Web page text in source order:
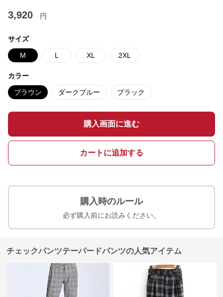
3,920 円
サイズ
M L XL 2XL
カラー
ブラウン ダークブルー ブラック
購入画面に進む
カートに追加する
購入時のルール
必ず購入前にお読みください。
チェックパンツテーパードパンツの人気アイテム